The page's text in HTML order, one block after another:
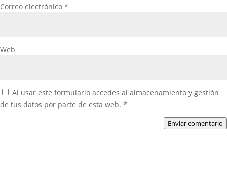
Correo electrónico *
Web
Al usar este formulario accedes al almacenamiento y gestión
de tus datos por parte de esta web. *
Enviar comentario